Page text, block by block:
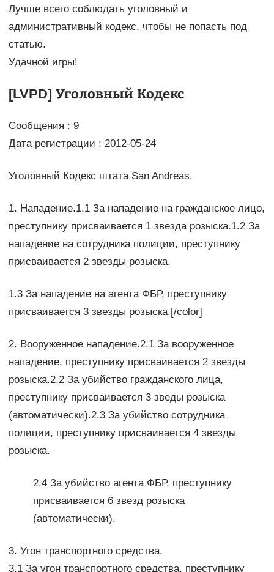
Лучше всего соблюдать уголовный и
административный кодекс, чтобы не попасть под
статью.
Удачной игры!
[LVPD] Уголовный Кодекс
Сообщения : 9
Дата регистрации : 2012-05-24
Уголовный Кодекс штата San Andreas.
1. Нападение.1.1 За нападение на гражданское лицо,
преступнику присваивается 1 звезда розыска.1.2 За
нападение на сотрудника полиции, преступнику
присваивается 2 звезды розыска.
1.3 За нападение на агента ФБР, преступнику
присваивается 3 звезды розыска.[/color]
2. Вооруженное нападение.2.1 За вооруженное
нападение, преступнику присваивается 2 звезды
розыска.2.2 За убийство гражданского лица,
преступнику присваивается 3 зведы розыска
(автоматически).2.3 За убийство сотрудника
полиции, преступнику присваивается 4 звезды
розыска.
2.4 За убийство агента ФБР, преступнику
присваивается 6 звезд розыска
(автоматически).
3. Угон транспортного средства.
3.1 За угон транспортного средства, преступнику